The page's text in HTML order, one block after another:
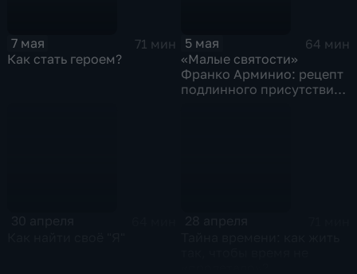
7 мая
71 мин
Как стать героем?
5 мая
64 мин
«Малые святости»
Франко Арминио: рецепт
подлинного присутствия